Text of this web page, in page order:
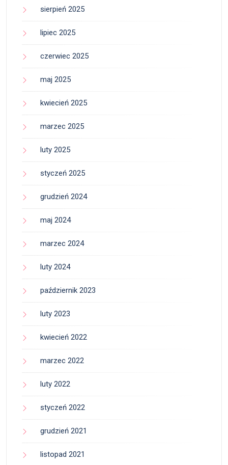
sierpień 2025
lipiec 2025
czerwiec 2025
maj 2025
kwiecień 2025
marzec 2025
luty 2025
styczeń 2025
grudzień 2024
maj 2024
marzec 2024
luty 2024
październik 2023
luty 2023
kwiecień 2022
marzec 2022
luty 2022
styczeń 2022
grudzień 2021
listopad 2021